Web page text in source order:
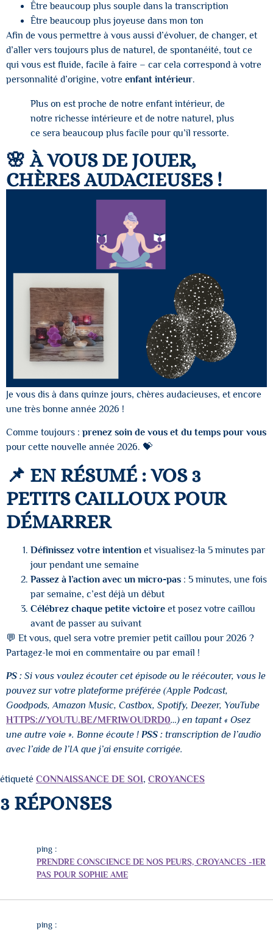
Être beaucoup plus souple dans la transcription
Être beaucoup plus joyeuse dans mon ton
Afin de vous permettre à vous aussi d’évoluer, de changer, et
d’aller vers toujours plus de naturel, de spontanéité, tout ce
qui vous est fluide, facile à faire – car cela correspond à votre
personnalité d’origine, votre enfant intérieur.
Plus on est proche de notre enfant intérieur, de
notre richesse intérieure et de notre naturel, plus
ce sera beaucoup plus facile pour qu’il ressorte.
🌸 À VOUS DE JOUER,
CHÈRES AUDACIEUSES !
Je vous dis à dans quinze jours, chères audacieuses, et encore
une très bonne année 2026 !
Comme toujours : prenez soin de vous et du temps pour vous
pour cette nouvelle année 2026. 💝
📌 EN RÉSUMÉ : VOS 3
PETITS CAILLOUX POUR
DÉMARRER
Définissez votre intention et visualisez-la 5 minutes par
jour pendant une semaine
Passez à l’action avec un micro-pas : 5 minutes, une fois
par semaine, c’est déjà un début
Célébrez chaque petite victoire et posez votre caillou
avant de passer au suivant
💬 Et vous, quel sera votre premier petit caillou pour 2026 ?
Partagez-le moi en commentaire ou par email !
PS : Si vous voulez écouter cet épisode ou le réécouter, vous le
pouvez sur votre plateforme préférée (Apple Podcast,
Goodpods, Amazon Music, Castbox, Spotify, Deezer, YouTube
HTTPS://YOUTU.BE/MFR1WOUDRD0…) en tapant « Osez
une autre voie ». Bonne écoute ! PSS : transcription de l’audio
avec l’aide de l’IA que j’ai ensuite corrigée.
étiqueté CONNAISSANCE DE SOI, CROYANCES
3 RÉPONSES
ping :
PRENDRE CONSCIENCE DE NOS PEURS, CROYANCES -1ER
PAS POUR SOPHIE AME
ping :